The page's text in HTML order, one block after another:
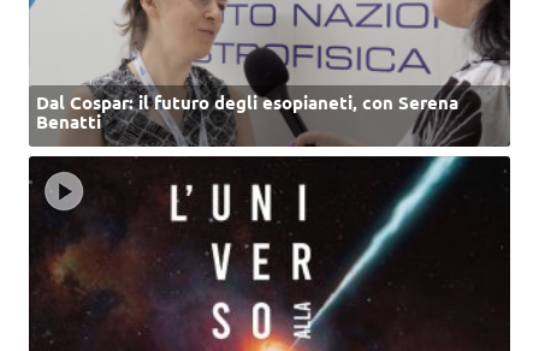
Dal Cospar: il futuro degli esopianeti, con Serena
Benatti